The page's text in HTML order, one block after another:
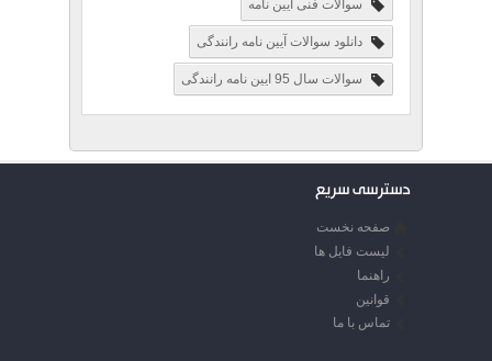
سوالات فنی ایین نامه
دانلود سوالات آیین نامه رانندگی
سوالات سال 95 ایین نامه رانندگی
دسترسی سریع
صفحه نخست
لیست فایل ها
راهنما
قوانین
تماس با ما